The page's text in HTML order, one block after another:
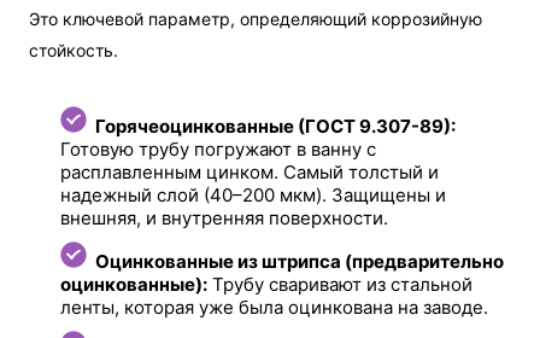
Это ключевой параметр, определяющий коррозийную
стойкость.
Горячеоцинкованные (ГОСТ 9.307-89):
Готовую трубу погружают в ванну с
расплавленным цинком. Самый толстый и
надежный слой (40–200 мкм). Защищены и
внешняя, и внутренняя поверхности.
Оцинкованные из штрипса (предварительно
оцинкованные): Трубу сваривают из стальной
ленты, которая уже была оцинкована на заводе.